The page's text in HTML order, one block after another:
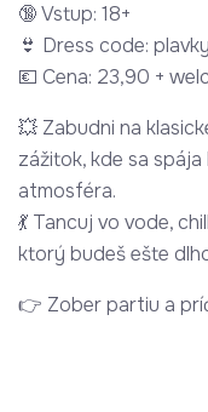
🔞 Vstup: 18+
👙 Dress code:
💶 Cena: 23,90 +
💥 Zabudni na
zážitok, kde sa
atmosféra.
💃 Tancuj vo vode,
ktorý budeš ešte
👉 Zober partiu a